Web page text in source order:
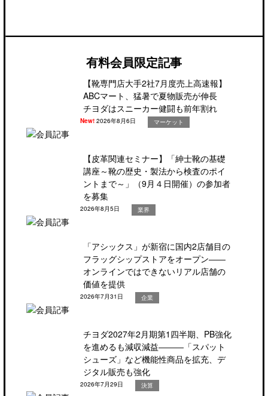
有料会員限定記事
【靴専門店大手2社7月度売上高速報】
ABCマート、猛暑で夏物販売が伸長
チヨダはスニーカー健闘も前年割れ
New!2026年8月6日 マーケット
【皮革関連セミナー】「紳士靴の基礎
講座～靴の歴史・製法から検査のポイ
ントまで～」（9月４日開催）の参加者
を募集
2026年8月5日 業界
「アシックス」が新宿に国内2店舗目の
フラッグシップストアをオープン――
オンラインではできないリアル店舗の
価値を提供
2026年7月31日 企業
チヨダ2027年2月期第1四半期、PB強化
を進めるも減収減益―――「スパット
シューズ」など機能性商品を拡充、デ
ジタル販売も強化
2026年7月29日 決算